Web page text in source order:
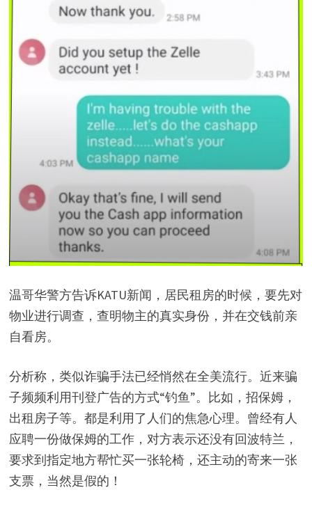
温哥华警方告诉KATU新闻，居民租房的时候，要先对
物业进行调查，查明物主的真实身份，并在交钱前亲
自看房。
分析称，类似诈骗手法已经悄然在全美流行。近来骗
子频频利用刊登广告的方式“钓鱼”。比如，招保姆，
出租房子等。都是利用了人们的焦急心理。曾经有人
应聘一份做保姆的工作，对方表示还没有回波特兰，
要求到指定地方帮忙买一张轮椅，还主动的寄来一张
支票，当然是假的！